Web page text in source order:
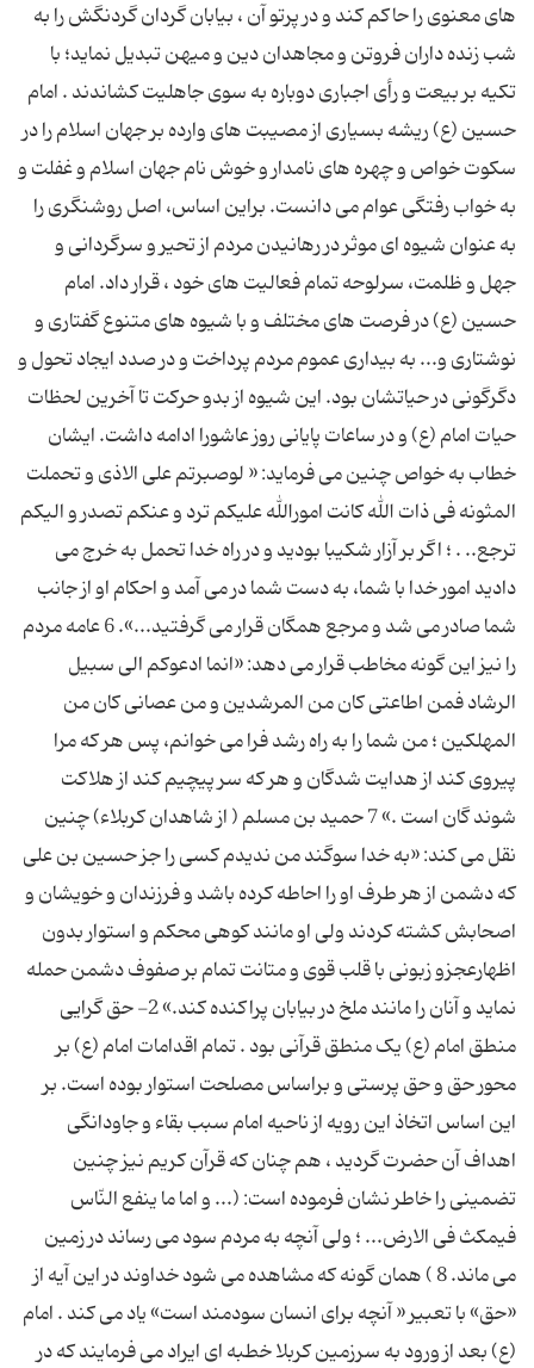
های معنوی را حاکم کند و در پرتو آن ، بیابان گردان گردنگش را به
شب زنده داران فروتن و مجاهدان دین و میهن تبدیل نماید؛ با
تکیه بر بیعت و رأی اجباری دوباره به سوی جاهلیت کشاندند . امام
حسین (ع) ریشه بسیاری از مصیبت های وارده بر جهان اسلام را در
سکوت خواص و چهره های نامدار و خوش نام جهان اسلام و غفلت و
به خواب رفتگی عوام می دانست. براین اساس، اصل روشنگری را
به عنوان شیوه ای موثر در رهانیدن مردم از تحیر و سرگردانی و
جهل و ظلمت، سرلوحه تمام فعالیت های خود ، قرار داد. امام
حسین (ع) در فرصت های مختلف و با شیوه های متنوع گفتاری و
نوشتاری و... به بیداری عموم مردم پرداخت و در صدد ایجاد تحول و
دگرگونی در حیاتشان بود. این شیوه از بدو حرکت تا آخرین لحظات
حیات امام (ع) و در ساعات پایانی روز عاشورا ادامه داشت. ایشان
خطاب به خواص چنین می فرماید: « لوصبرتم علی الاذی و تحملت
المثونه فی ذات الله کانت امورالله علیکم ترد و عنکم تصدر و الیکم
ترجع.. . ؛ اگر بر آزار شکیبا بودید و در راه خدا تحمل به خرج می
دادید امور خدا با شما، به دست شما در می آمد و احکام او از جانب
شما صادر می شد و مرجع همگان قرار می گرفتید...». 6 عامه مردم
را نیز این گونه مخاطب قرار می دهد: «انما ادعوکم الی سبیل
الرشاد فمن اطاعتی کان من المرشدین و من عصانی کان من
المهلکین ؛ من شما را به راه رشد فرا می خوانم، پس هر که مرا
پیروی کند از هدایت شدگان و هر که سر پیچیم کند از هلاکت
شوند گان است .» 7 حمید بن مسلم ( از شاهدان کربلاء) چنین
نقل می کند: «به خدا سوگند من ندیدم کسی را جز حسین بن علی
که دشمن از هر طرف او را احاطه کرده باشد و فرزندان و خویشان و
اصحابش کشته کردند ولی او مانند کوهی محکم و استوار بدون
اظهارعجزو زبونی با قلب قوی و متانت تمام بر صفوف دشمن حمله
نماید و آنان را مانند ملخ در بیابان پراکنده کند.» 2- حق گرایی
منطق امام (ع) یک منطق قرآنی بود . تمام اقدامات امام (ع) بر
محور حق و حق پرستی و براساس مصلحت استوار بوده است. بر
این اساس اتخاذ این رویه از ناحیه امام سبب بقاء و جاودانگی
اهداف آن حضرت گردید ، هم چنان که قرآن کریم نیز چنین
تضمینی را خاطر نشان فرموده است: (... و اما ما ینفع النّاس
فیمکث فی الارض... ؛ ولی آنچه به مردم سود می رساند در زمین
می ماند. 8 ) همان گونه که مشاهده می شود خداوند در این آیه از
«حق» با تعبیر « آنچه برای انسان سودمند است» یاد می کند . امام
(ع) بعد از ورود به سرزمین کربلا خطبه ای ایراد می فرمایند که در